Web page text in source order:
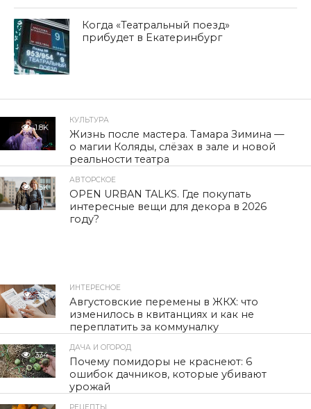
Когда «Театральный поезд»
прибудет в Екатеринбург
1.8K
КУЛЬТУРА
Жизнь после мастера. Тамара Зимина —
о магии Коляды, слёзах в зале и новой
реальности театра
1.5K
АВТОРСКОЕ
OPEN URBAN TALKS. Где покупать
интересные вещи для декора в 2026
году?
338
ИНТЕРЕСНОЕ
Августовские перемены в ЖКХ: что
изменилось в квитанциях и как не
переплатить за коммуналку
334
ДАЧА И ОГОРОД
Почему помидоры не краснеют: 6
ошибок дачников, которые убивают
урожай